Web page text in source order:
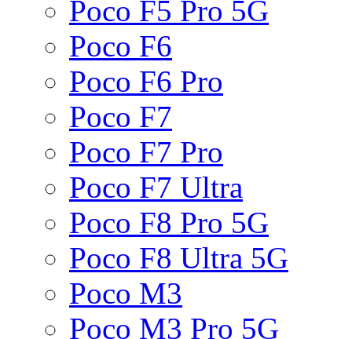
Poco F5 Pro 5G
Poco F6
Poco F6 Pro
Poco F7
Poco F7 Pro
Poco F7 Ultra
Poco F8 Pro 5G
Poco F8 Ultra 5G
Poco M3
Poco M3 Pro 5G